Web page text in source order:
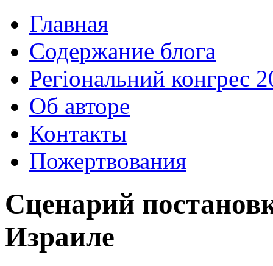
Главная
Содержание блога
Регіональний конгрес
Об авторе
Контакты
Пожертвования
Сценарий
Израиле